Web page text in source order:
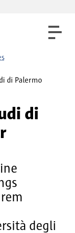
di Palermo
di
degli